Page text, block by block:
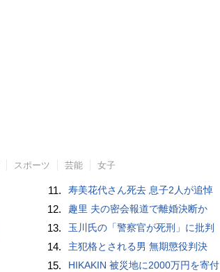
スポーツ 芸能 女子
11. 寿美花代さん死去 息子2人が追悼
12. 趣里 夫の密会報道で離婚決断か
13. 玉川氏の「警察官が死刑」に批判
14. 主犯格とされる男 無期懲役判決
15. HIKAKIN 被災地に2000万円を寄付